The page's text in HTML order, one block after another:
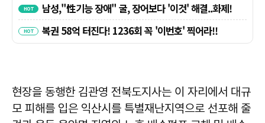
현장을 동행한 김관영 전북도지사는 이 자리에서 대규
모 피해를 입은 익산시를 특별재난지역으로 선포해 줄